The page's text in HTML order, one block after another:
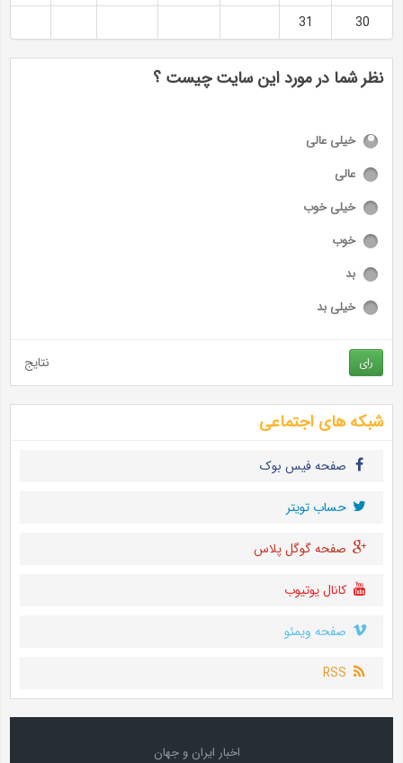
30
31
نظر شما در مورد این سایت چیست ؟
خیلی عالی
عالی
خیلی خوب
خوب
بد
خیلی بد
رای نتایج
شبکه های اجتماعی
صفحه فیس بوک
حساب تويتر
صفحه گوگل پلاس
کانال یوتیوب
صفحه ویمئو
RSS
اخبار ایران و جهان